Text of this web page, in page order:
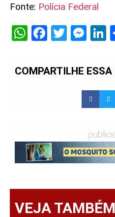
Fonte: Polícia Federal
WhatsApp
Facebook
Twitter
COMPARTILHE
VEJA TAMBÉM